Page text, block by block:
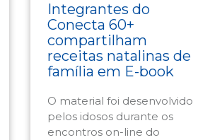
Integrantes do
Conecta 60+
compartilham
receitas natalinas de
família em E-book
O material foi desenvolvido
pelos idosos durante os
encontros on-line do